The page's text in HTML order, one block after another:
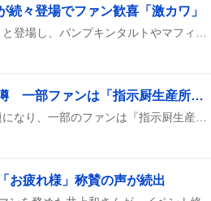
々登場でファン歓喜「激カワ」
剣持刀也配信で指示厨が増えていると噂 一部ファンは「指示厨生産所」や「過激な指示が目立つ」とツイート
お疲れ様」称賛の声が続出